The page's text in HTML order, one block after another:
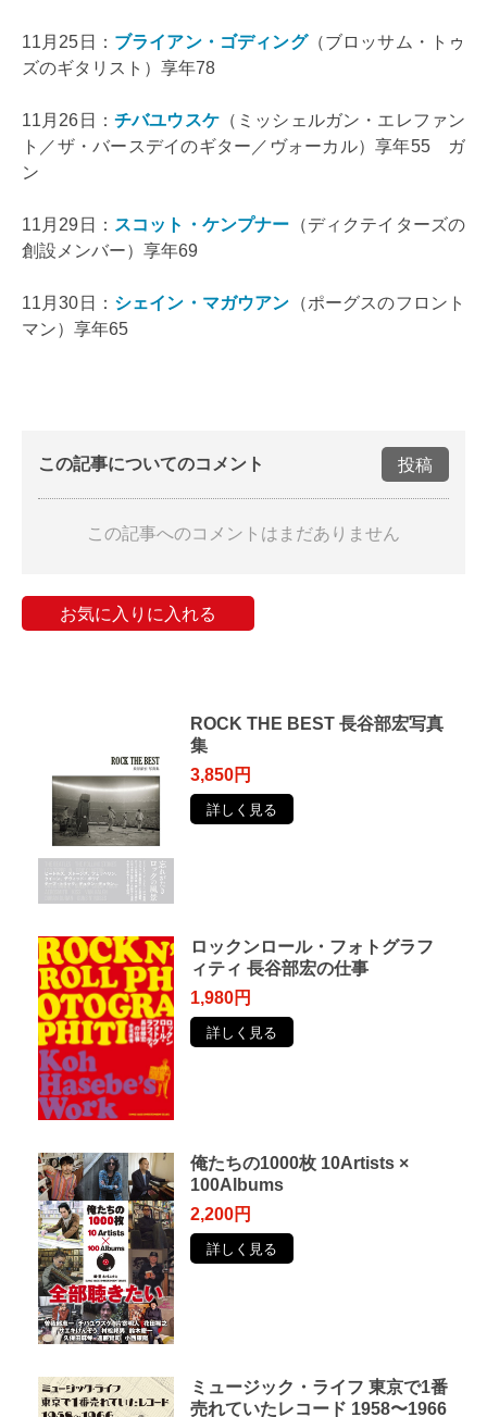
11月25日： ブライアン・ゴディング（ブロッサム・トゥ
ズのギタリスト）享年78
11月26日： チバユウスケ（ミッシェルガン・エレファン
ト／ザ・バースデイのギター／ヴォーカル）享年55 ガ
ン
11月29日： スコット・ケンプナー （ディクテイターズの
創設メンバー）享年69
11月30日： シェイン・マガウアン （ポーグスのフロント
マン）享年65
この記事についてのコメント 投稿
この記事へのコメントはまだありません
お気に入りに入れる
ROCK THE BEST 長谷部宏写真
集
3,850円
詳しく見る
ロックンロール・フォトグラフ
ィティ 長谷部宏の仕事
1,980円
詳しく見る
俺たちの1000枚 10Artists ×
100Albums
2,200円
詳しく見る
ミュージック・ライフ 東京で1番
売れていたレコード 1958〜1966